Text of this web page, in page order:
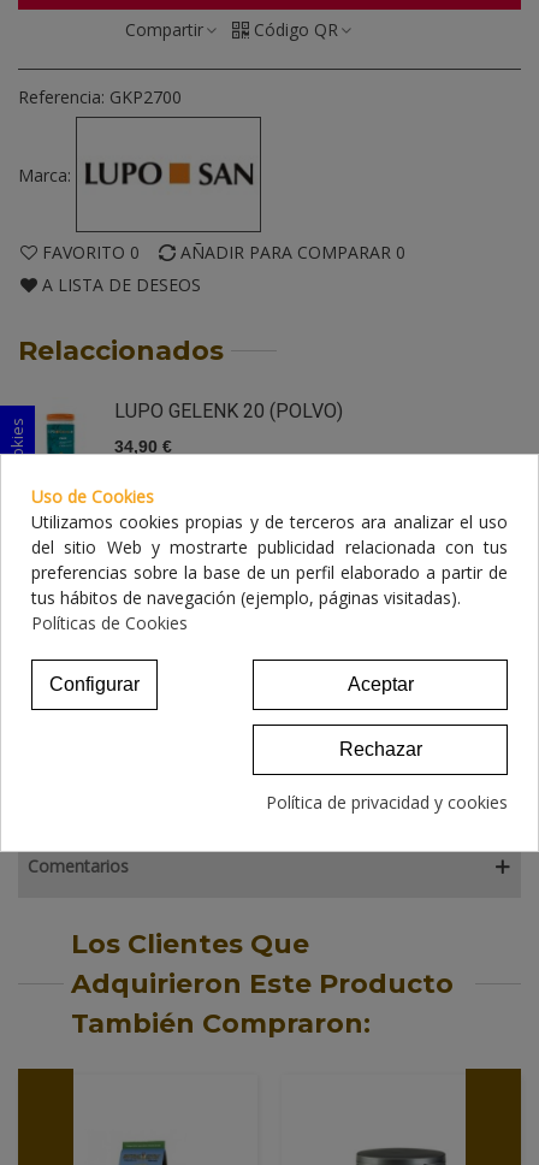
Compartir Código QR
Referencia: GKP2700
Marca:
FAVORITO 0 AÑADIR PARA COMPARAR 0
A LISTA DE DESEOS
Relaccionados
LUPO GELENK 20 (POLVO)
34,90 €
LUPO GELENK 40 (PASTILLAS)
46,50 €
Comentarios
Los Clientes Que
Adquirieron Este Producto
También Compraron:
Uso de Cookies
Utilizamos cookies propias y de terceros ara analizar el uso
del sitio Web y mostrarte publicidad relacionada con tus
preferencias sobre la base de un perfil elaborado a partir de
tus hábitos de navegación (ejemplo, páginas visitadas).
Políticas de Cookies
Aceptar
Rechazar
Configurar
Política de privacidad y cookies
Consentimiento de cookies